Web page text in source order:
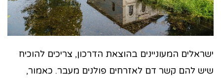
ישראלים המעוניינים בהוצאת הדרכון, צריכים להוכיח
שיש להם קשר דם לאזרחים פולנים מעבר. כאמור,